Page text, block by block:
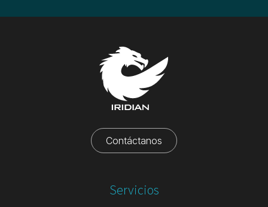
Contáctanos
Servicios